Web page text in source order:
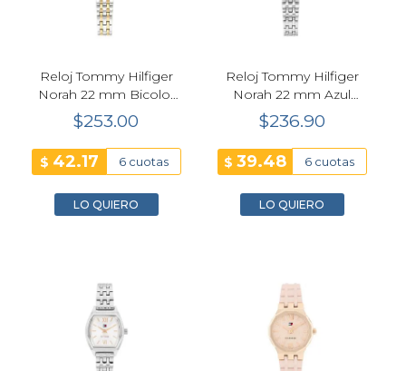
Reloj Tommy Hilfiger
Norah 22 mm Bicolor
Cuarzo Mujer 1782907
$253.00
$ 42.17 6 cuotas
LO QUIERO
Reloj Tommy Hilfiger
Norah 22 mm Azul
Plateado Cuarzo Mujer
1782869
$236.90
$ 39.48 6 cuotas
LO QUIERO